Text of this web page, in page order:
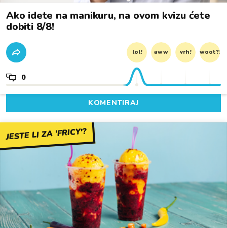
Ako idete na manikuru, na ovom kvizu ćete
dobiti 8/8!
lol! aww vrh! woot?!
0
KOMENTIRAJ
JESTE LI ZA 'FRICY'?